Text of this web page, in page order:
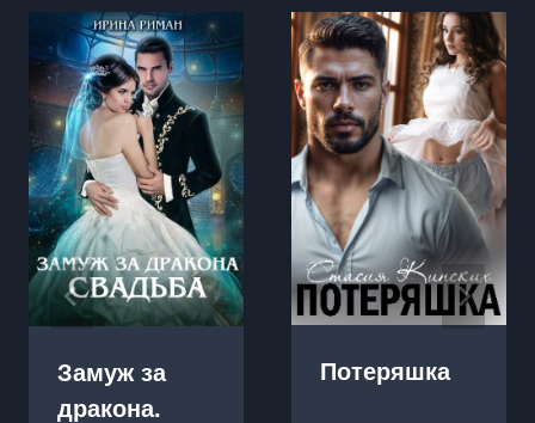
Замуж за
дракона.
Потеряшка